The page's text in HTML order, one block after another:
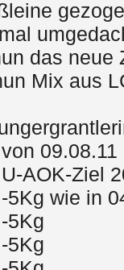
das neue
Mix aus
09.08.11
AOK-Ziel
5Kg wie in
5Kg
5Kg